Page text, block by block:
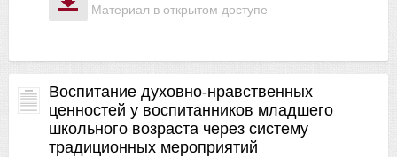
Материал в открытом доступе
Воспитание духовно-нравственных
ценностей у воспитанников младшего
школьного возраста через систему
традиционных мероприятий